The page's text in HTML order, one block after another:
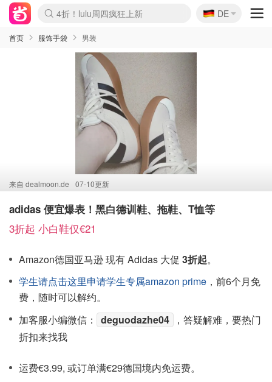
Boticinal 夏促开抢！
4折！lulu周四疯狂上新
还没结束！&OtherStories大促
Joybuy变相75折 随时失效
速领！Stanley独家85折
疑似霸哥！Camper额外叠85折
Zalando 奥莱闪促！每日更新
Moncler反季囤！5折起+叠9折
Coach Brooklyn仅€192
🇩🇪
DE
首页 服饰手袋 男装
来自 dealmoon.de 07-10更新
adidas 便宜爆表！黑白德训鞋、拖鞋、T恤等
3折起 小白鞋仅€21
Amazon德国亚马逊 现有 Adidas 大促 3折起。
学生请点击这里申请学生专属amazon prime ，前6个月免
费，随时可以解约。
加客服小编微信：
deguodazhe04
，答疑解难，要热门
折扣来找我
运费€3.99, 或订单满€29德国境内免运费。